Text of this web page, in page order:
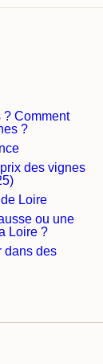
? Comment
?
des vignes
Loire
ou une
Loire ?
dans des